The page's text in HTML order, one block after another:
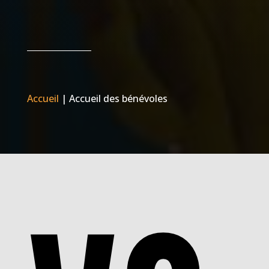
Accueil | Accueil des bénévoles